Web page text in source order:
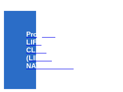
Progetto
LIFE
CLAW
(LIFE18
NAT/IT/000806)